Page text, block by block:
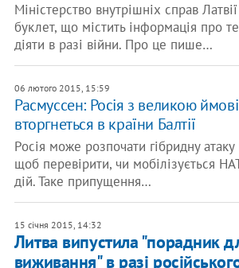
Міністерство внутрішніх справ
буклет, що містить інформація про
діяти в разі війни. Про це пише…
06 лютого 2015, 15:59
Расмуссен: Росія з великою
вторгнеться в країни Балтії
Росія може розпочати гібридну атаку
щоб перевірити, чи мобілізується
дій. Таке припущення…
15 січня 2015, 14:32
Литва випустила "порадник
виживання" в разі